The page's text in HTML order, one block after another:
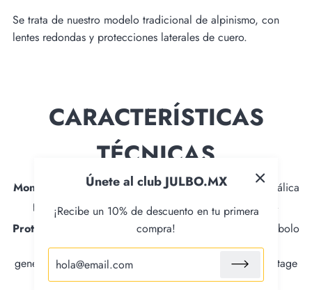
Se trata de nuestro modelo tradicional de alpinismo, con
lentes redondas y protecciones laterales de cuero.
CARACTERÍSTICAS
TÉCNICAS
Montura Metal «Glaciar» :La legendaria montura metálica
probada y aprobada por generaciones de alpinistas.
Protecciones de Cuero : Los protectores de cuero, símbolo
de las gafas de glaciar, han protegido los ojos de
generaciones de alpinistas y garantizan hoy un estilo vintage
rotundo.
Únete al club JULBO.MX
¡Recibe un 10% de descuento en tu primera
compra!